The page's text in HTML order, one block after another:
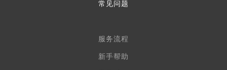
常见问题
服务流程
新手帮助